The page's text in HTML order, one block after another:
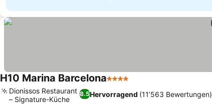
H10 Marina Barcelona4 Sterne
8.5Hervorragend (11’563 Bewertungen)
Dionissos Restaurant
– Signature-Küche